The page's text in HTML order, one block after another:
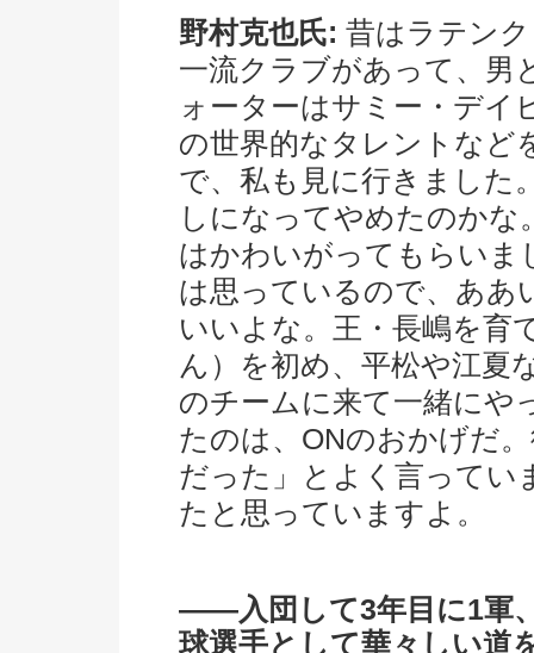
野村克也氏: 昔はラテン
一流クラブがあって、男
ォーターはサミー・デイ
の世界的なタレントなど
で、私も見に行きました
しになってやめたのか
はかわいがってもらいま
は思っているので、ああ
いいよな。王・長嶋を育
ん）を初め、平松や江夏
のチームに来て一緒にや
たのは、ONのおかげだ
だった」とよく言ってい
たと思っていますよ。
――入団して3年目に1軍
球選手として華々しい道